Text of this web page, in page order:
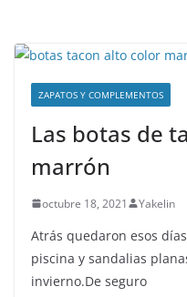
ZAPATOS Y COMPLEMENTOS
Las botas de
marrón
octubre 18, 2021 Yakelin